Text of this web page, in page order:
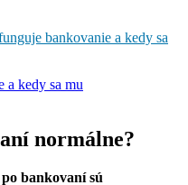
bankovanie a kedy sa
a kedy sa mu
normálne?
bankovaní sú